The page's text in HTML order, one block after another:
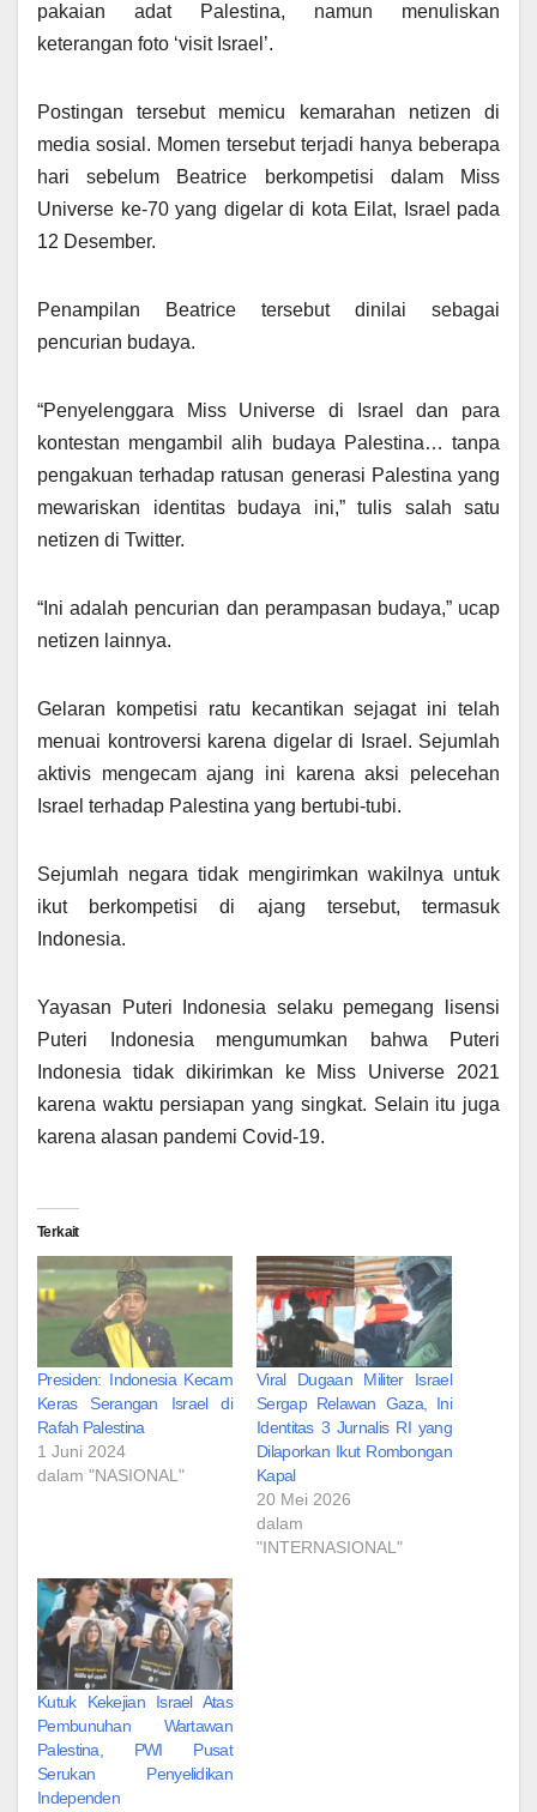
pakaian adat Palestina, namun menuliskan
keterangan foto ‘visit Israel’.
Postingan tersebut memicu kemarahan netizen di
media sosial. Momen tersebut terjadi hanya beberapa
hari sebelum Beatrice berkompetisi dalam Miss
Universe ke-70 yang digelar di kota Eilat, Israel pada
12 Desember.
Penampilan Beatrice tersebut dinilai sebagai
pencurian budaya.
“Penyelenggara Miss Universe di Israel dan para
kontestan mengambil alih budaya Palestina… tanpa
pengakuan terhadap ratusan generasi Palestina yang
mewariskan identitas budaya ini,” tulis salah satu
netizen di Twitter.
“Ini adalah pencurian dan perampasan budaya,” ucap
netizen lainnya.
Gelaran kompetisi ratu kecantikan sejagat ini telah
menuai kontroversi karena digelar di Israel. Sejumlah
aktivis mengecam ajang ini karena aksi pelecehan
Israel terhadap Palestina yang bertubi-tubi.
Sejumlah negara tidak mengirimkan wakilnya untuk
ikut berkompetisi di ajang tersebut, termasuk
Indonesia.
Yayasan Puteri Indonesia selaku pemegang lisensi
Puteri Indonesia mengumumkan bahwa Puteri
Indonesia tidak dikirimkan ke Miss Universe 2021
karena waktu persiapan yang singkat. Selain itu juga
karena alasan pandemi Covid-19.
Terkait
Presiden: Indonesia Kecam
Keras Serangan Israel di
Rafah Palestina
1 Juni 2024
dalam "NASIONAL"
Viral Dugaan Militer Israel
Sergap Relawan Gaza, Ini
Identitas 3 Jurnalis RI yang
Dilaporkan Ikut Rombongan
Kapal
20 Mei 2026
dalam
"INTERNASIONAL"
Kutuk Kekejian Israel Atas
Pembunuhan Wartawan
Palestina, PWI Pusat
Serukan Penyelidikan
Independen